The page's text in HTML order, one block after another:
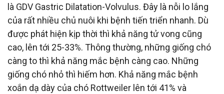
là GDV Gastric Dilatation-Volvulus. Đây là nỗi lo lắng
của rất nhiều chủ nuôi khi bệnh tiến triển nhanh. Dù
được phát hiện kịp thời thì khả năng tử vong cũng
cao, lên tới 25-33%. Thông thường, những giống chó
càng to thì khả năng mắc bệnh càng cao. Những
giống chó nhỏ thì hiếm hơn. Khả năng mắc bệnh
xoắn dạ dày của chó Rottweiler lên tới 41% và